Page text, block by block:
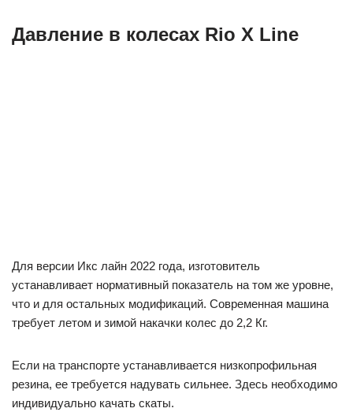
Давление в колесах Rio X Line
Для версии Икс лайн 2022 года, изготовитель
устанавливает нормативный показатель на том же уровне,
что и для остальных модификаций. Современная машина
требует летом и зимой накачки колес до 2,2 Кг.
Если на транспорте устанавливается низкопрофильная
резина, ее требуется надувать сильнее. Здесь необходимо
индивидуально качать скаты.